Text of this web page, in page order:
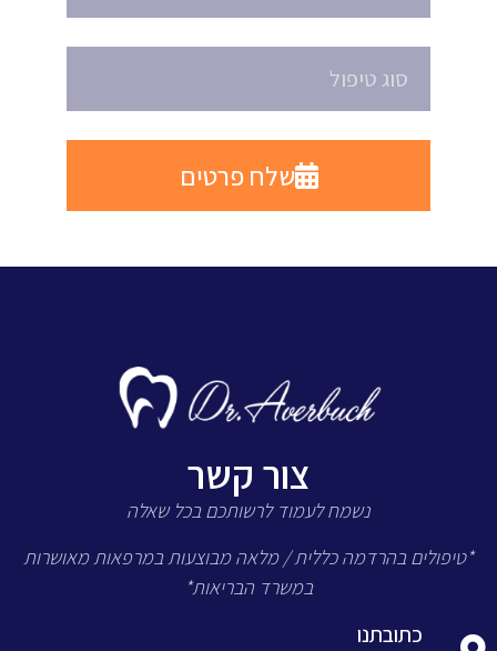
שלח פרטים
צור קשר
נשמח לעמוד לרשותכם בכל שאלה
*טיפולים בהרדמה כללית / מלאה מבוצעות במרפאות מאושרות
במשרד הבריאות*
כתובתנו